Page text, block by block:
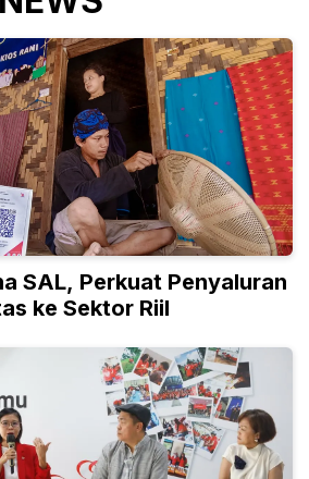
SAL, Perkuat Penyaluran
ke Sektor Riil